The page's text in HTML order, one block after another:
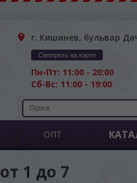
г. Кишинев, бульвар
Смотреть на карте
Пн-Пт: 11:00 - 20:00
Сб-Вс: 11:00 - 19:00
ОПТ
от 1 до 7